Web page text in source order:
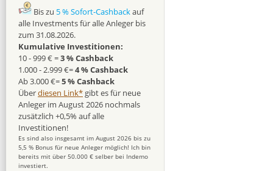
Bis zu 5 % Sofort-Cashbackauf
alle Investments für alle Anleger bis
zum 31.08.2026.
Kumulative Investitionen:
10 - 999 € =3 % Cashback
1.000 - 2.999 €=4 % Cashback
Ab 3.000 €=5 % Cashback
Überdiesen Link* gibt es für neue
Anleger im August 2026 nochmals
zusätzlich +0,5% auf alle
Investitionen!
Es sind also insgesamt im August 2026 bis zu
5,5 % Bonus für neue Anleger möglich! Ich bin
bereits mit über 50.000 € selber bei Indemo
investiert.